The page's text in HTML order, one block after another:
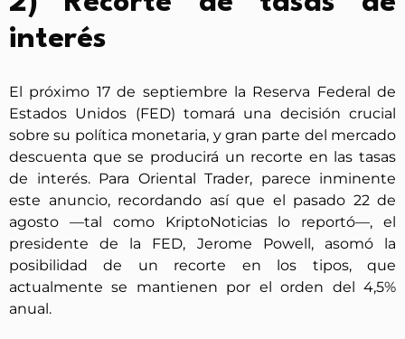
interés
El próximo 17 de septiembre la Reserva Federal de
Estados Unidos (FED) tomará una decisión crucial
sobre su política monetaria, y gran parte del mercado
descuenta que se producirá un recorte en las tasas
de interés. Para Oriental Trader, parece inminente
este anuncio, recordando así que el pasado 22 de
agosto —tal como KriptoNoticias lo reportó—, el
presidente de la FED, Jerome Powell, asomó la
posibilidad de un recorte en los tipos, que
actualmente se mantienen por el orden del 4,5%
anual.